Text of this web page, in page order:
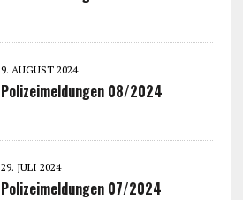
9. AUGUST 2024
Polizeimeldungen 08/2024
29. JULI 2024
Polizeimeldungen 07/2024